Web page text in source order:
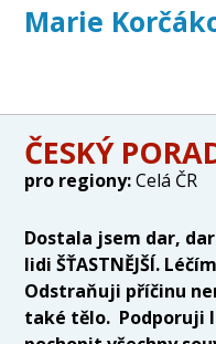
Marie
ČESKÝ
pro regiony:Celá ČR
Dostala jsem dar, dar
lidiŠŤASTNĚJŠÍ. Léčím
Odstraňuji příčinu
také tělo. Podporuji